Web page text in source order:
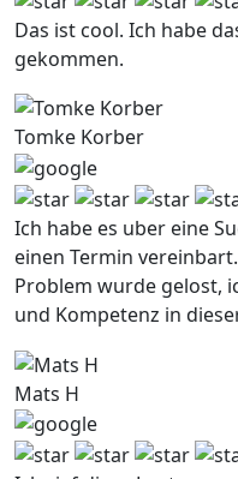
Das ist cool. Ich habe
gekommen.
Tomke Korber
Ich habe es uber eine
einen Termin
Problem wurde gelost,
und Kompetenz in
Mats H